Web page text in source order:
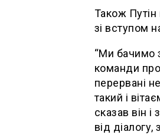
Також
зі вступом
“Ми бачимо
команди
перервані
такий і
сказав він
від